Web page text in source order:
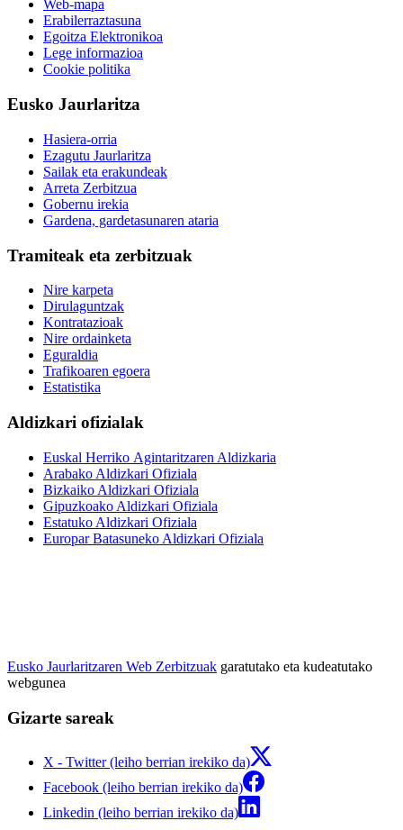
Web-mapa
Erabilerraztasuna
Egoitza Elektronikoa
Lege informazioa
Cookie politika
Eusko Jaurlaritza
Hasiera-orria
Ezagutu Jaurlaritza
Sailak eta erakundeak
Arreta Zerbitzua
Gobernu irekia
Gardena, gardetasunaren ataria
Tramiteak eta zerbitzuak
Nire karpeta
Dirulaguntzak
Kontratazioak
Nire ordainketa
Eguraldia
Trafikoaren egoera
Estatistika
Aldizkari ofizialak
Euskal Herriko Agintaritzaren Aldizkaria
Arabako Aldizkari Ofiziala
Bizkaiko Aldizkari Ofiziala
Gipuzkoako Aldizkari Ofiziala
Estatuko Aldizkari Ofiziala
Europar Batasuneko Aldizkari Ofiziala
Eusko Jaurlaritzaren Web Zerbitzuak garatutako eta kudeatutako
webgunea
Gizarte sareak
X - Twitter (leiho berrian irekiko da)
Facebook (leiho berrian irekiko da)
Linkedin (leiho berrian irekiko da)